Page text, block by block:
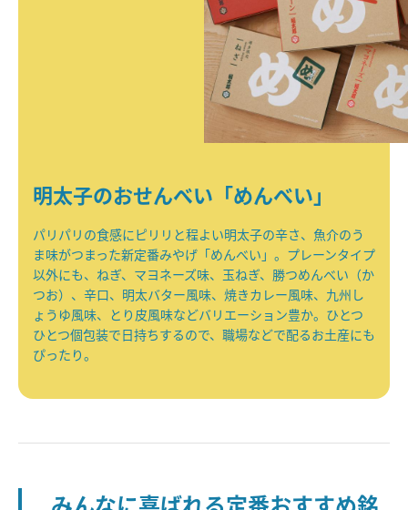
明太子のおせんべい「めんべい」
パリパリの食感にピリリと程よい明太子の辛さ、魚介のう
ま味がつまった新定番みやげ「めんべい」。プレーンタイプ
以外にも、ねぎ、マヨネーズ味、玉ねぎ、勝つめんべい（か
つお）、辛口、明太バター風味、焼きカレー風味、九州し
ょうゆ風味、とり皮風味などバリエーション豊か。ひとつ
ひとつ個包装で日持ちするので、職場などで配るお土産にも
ぴったり。